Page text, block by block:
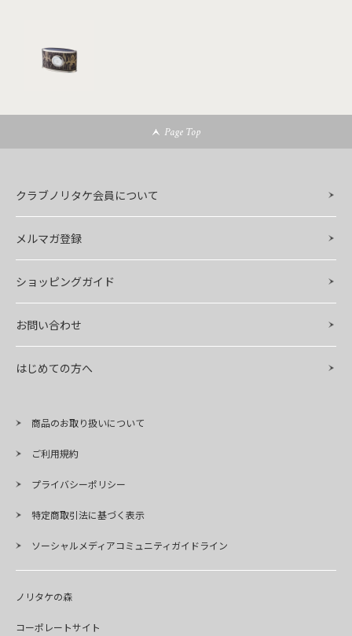
Page Top
クラブノリタケ会員について
メルマガ登録
ショッピングガイド
お問い合わせ
はじめての方へ
商品のお取り扱いについて
ご利用規約
プライバシーポリシー
特定商取引法に基づく表示
ソーシャルメディアコミュニティガイドライン
ノリタケの森
コーポレートサイト